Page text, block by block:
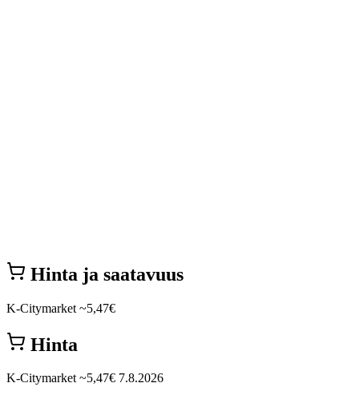
Hinta ja saatavuus
K-Citymarket ~5,47€
Hinta
K-Citymarket ~5,47€ 7.8.2026